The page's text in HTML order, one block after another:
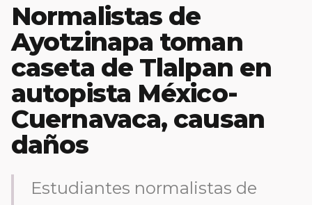
Normalistas de
Ayotzinapa toman
caseta de Tlalpan en
autopista México-
Cuernavaca, causan
daños
Estudiantes normalistas de